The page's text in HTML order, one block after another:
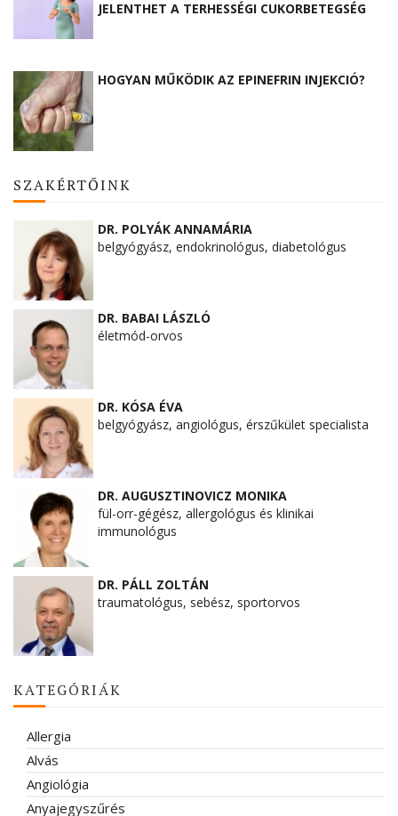
JELENTHET A TERHESSÉGI CUKORBETEGSÉG
HOGYAN MŰKÖDIK AZ EPINEFRIN INJEKCIÓ?
SZAKÉRTŐINK
DR. POLYÁK ANNAMÁRIA
belgyógyász, endokrinológus, diabetológus
DR. BABAI LÁSZLÓ
életmód-orvos
DR. KÓSA ÉVA
belgyógyász, angiológus, érszűkület specialista
DR. AUGUSZTINOVICZ MONIKA
fül-orr-gégész, allergológus és klinikai
immunológus
DR. PÁLL ZOLTÁN
traumatológus, sebész, sportorvos
KATEGÓRIÁK
Allergia
Alvás
Angiológia
Anyajegyszűrés